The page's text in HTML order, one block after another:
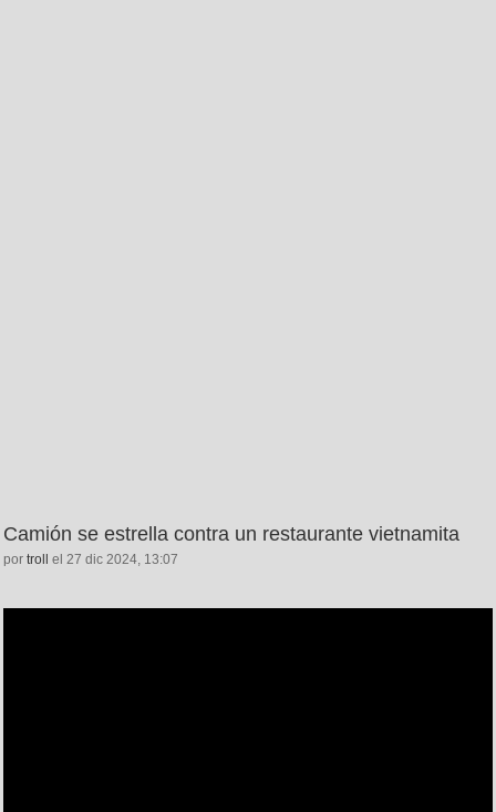
Camión se estrella contra un restaurante vietnamita
por troll el 27 dic 2024, 13:07